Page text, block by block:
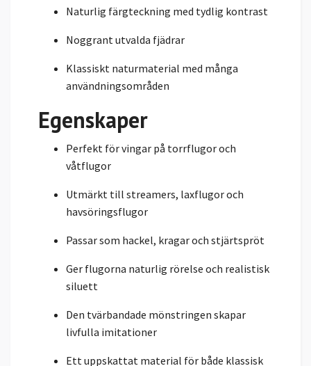
Naturlig färgteckning med tydlig kontrast
Noggrant utvalda fjädrar
Klassiskt naturmaterial med många
användningsområden
Egenskaper
Perfekt för vingar på torrflugor och
våtflugor
Utmärkt till streamers, laxflugor och
havsöringsflugor
Passar som hackel, kragar och stjärtspröt
Ger flugorna naturlig rörelse och realistisk
siluett
Den tvärbandade mönstringen skapar
livfulla imitationer
Ett uppskattat material för både klassisk